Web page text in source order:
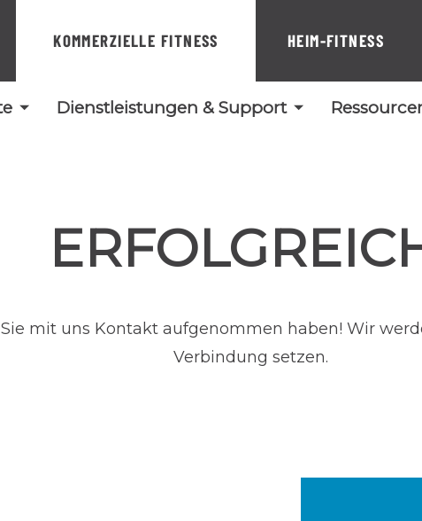
KOMMERZIELLE FITNESS HEIM-FITNESS
Dienstleistungen & Support
mit uns Kontakt aufgenommen haben! Wir
Verbindung setzen.